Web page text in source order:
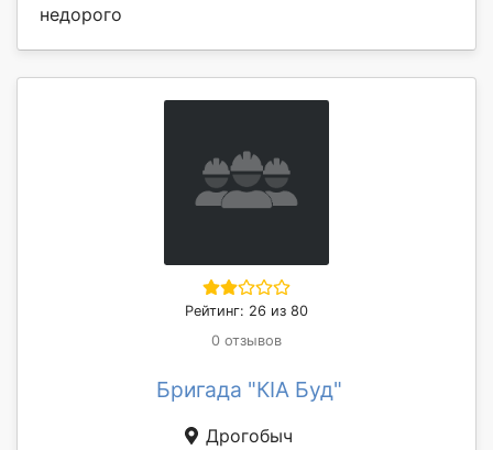
недорого
Рейтинг: 26 из 80
0 отзывов
Бригада "КІА Буд"
Дрогобыч